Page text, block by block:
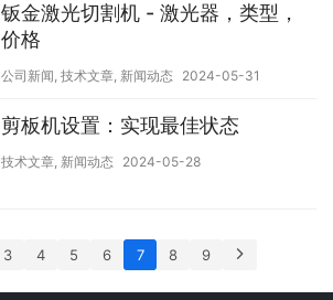
钣金激光切割机 - 激光器，类型，
价格
公司新闻, 技术文章, 新闻动态 2024-05-31
剪板机设置：实现最佳状态
技术文章, 新闻动态 2024-05-28
3 4 5 6 7 8 9